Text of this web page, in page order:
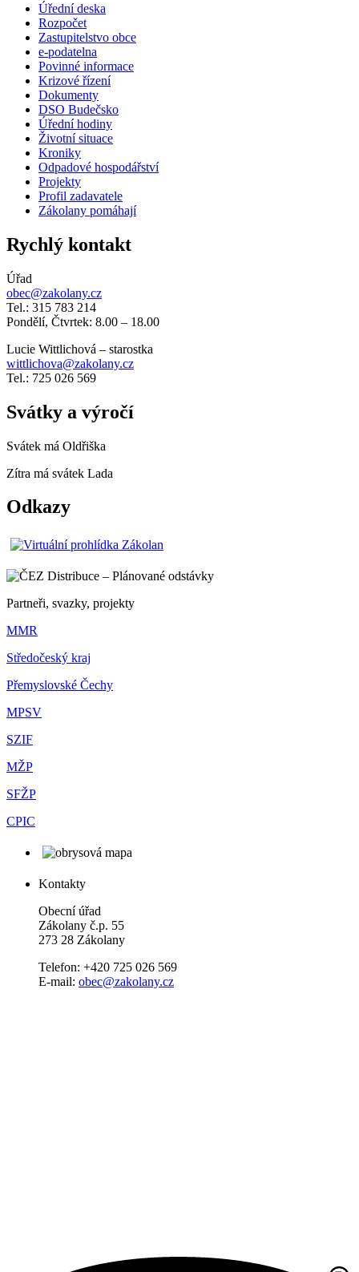
Úřední deska
Rozpočet
Zastupitelstvo obce
e-podatelna
Povinné informace
Krizové řízení
Dokumenty
DSO Budečsko
Úřední hodiny
Životní situace
Kroniky
Odpadové hospodářství
Projekty
Profil zadavatele
Zákolany pomáhají
Rychlý kontakt
Úřad
obec@zakolany.cz
Tel.: 315 783 214
Pondělí, Čtvrtek: 8.00 – 18.00
Lucie Wittlichová – starostka
wittlichova@zakolany.cz
Tel.: 725 026 569
Svátky a výročí
Svátek má Oldřiška
Zítra má svátek Lada
Odkazy
Partneři, svazky, projekty
MMR
Středočeský kraj
Přemyslovské Čechy
MPSV
SZIF
MŽP
SFŽP
CPIC
Kontakty
Obecní úřad
Zákolany č.p. 55
273 28 Zákolany
Telefon: +420 725 026 569
E-mail: obec@zakolany.cz